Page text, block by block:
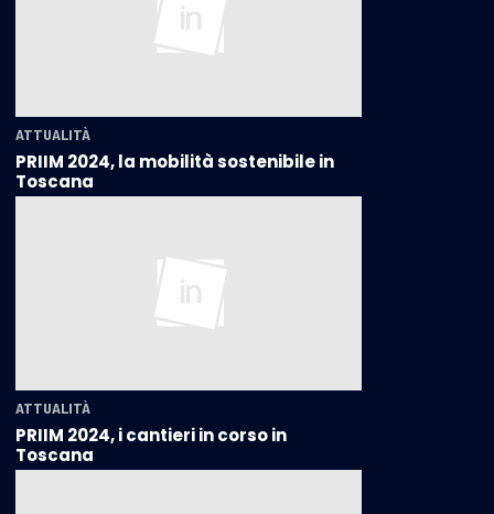
ATTUALITÀ
PRIIM 2024, la mobilità sostenibile in
Toscana
ATTUALITÀ
PRIIM 2024, i cantieri in corso in
Toscana